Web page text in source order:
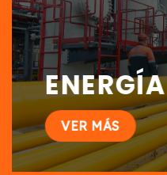
ENERGÍA
VER MÁS